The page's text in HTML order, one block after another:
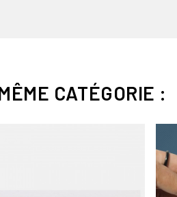
CATÉGORIE :